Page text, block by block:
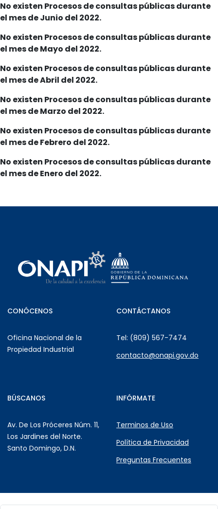
No existen Procesos de consultas públicas durante
el mes de Junio del 2022.
No existen Procesos de consultas públicas durante
el mes de Mayo del 2022.
No existen Procesos de consultas públicas durante
el mes de Abril del 2022.
No existen Procesos de consultas públicas durante
el mes de Marzo del 2022.
No existen Procesos de consultas públicas durante
el mes de Febrero del 2022.
No existen Procesos de consultas públicas durante
el mes de Enero del 2022.
CONÓCENOS
Oficina Nacional de la
Propiedad Industrial
CONTÁCTANOS
Tel: (809) 567-7474
contacto@onapi.gov.do
BÚSCANOS
Av. De Los Próceres Núm. 11,
Los Jardines del Norte.
Santo Domingo, D.N.
INFÓRMATE
Terminos de Uso
Política de Privacidad
Preguntas Frecuentes